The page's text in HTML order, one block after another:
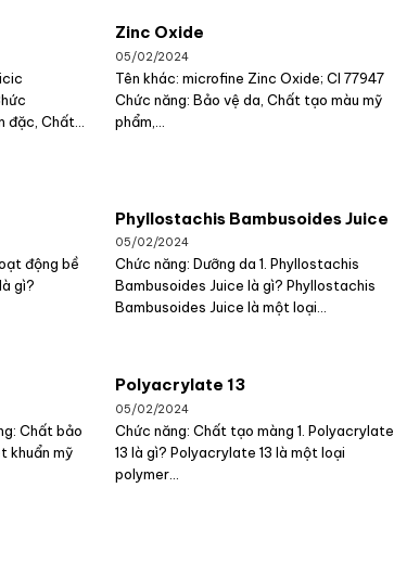
Chất...
Zinc Oxide
05/02/2024
Tên khác: microfine Zinc Oxide; CI 77947
Chức năng: Bảo vệ da, Chất tạo màu mỹ
phẩm,...
động bề
gì?
Phyllostachis Bambusoides Juice
05/02/2024
Chức năng: Dưỡng da 1. Phyllostachis
Bambusoides Juice là gì? Phyllostachis
Bambusoides Juice là một loại...
Chất bảo
khuẩn mỹ
Polyacrylate 13
05/02/2024
Chức năng: Chất tạo màng 1. Polyacrylate
13 là gì? Polyacrylate 13 là một loại
polymer...